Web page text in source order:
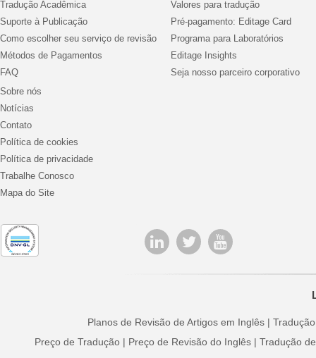
Tradução Acadêmica
Suporte à Publicação
Como escolher seu serviço de revisão
Métodos de Pagamentos
FAQ
Valores para tradução
Pré-pagamento: Editage Card
Programa para Laboratórios
Editage Insights
Seja nosso parceiro corporativo
Sobre nós
Notícias
Contato
Política de cookies
Política de privacidade
Trabalhe Conosco
Mapa do Site
Planos de Revisão de Artigos em Inglês |
Preço de Tradução| Preço de Revisão do Inglês| Tradução